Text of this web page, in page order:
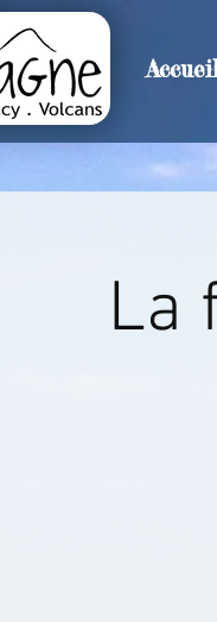
Détails de l'événement
La